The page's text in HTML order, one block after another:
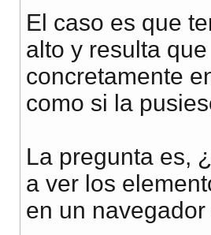
El caso es que
alto y resulta
concretamente
como si la
La pregunta es,
a ver los
en un